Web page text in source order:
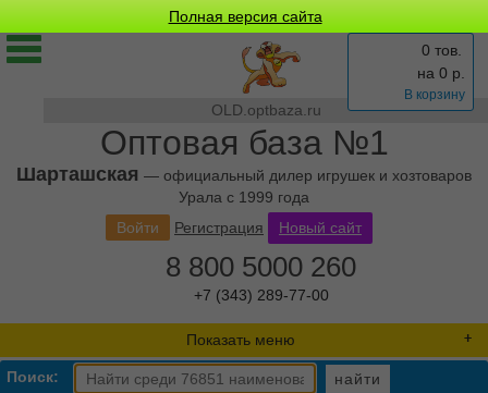
Полная версия сайта
OLD.optbaza.ru
Оптовая база №1
Шарташская — официальный дилер игрушек и хозтоваров
Урала с 1999 года
0 тов.
на 0 р.
В корзину
Войти Регистрация Новый сайт
8 800 5000 260
+7 (343) 289-77-00
Показать меню
Поиск: найти